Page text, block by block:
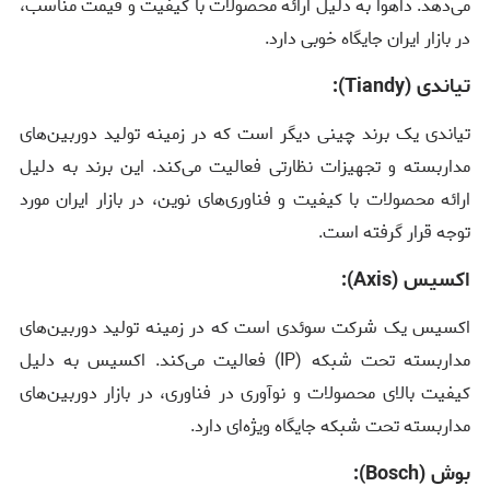
می‌دهد. داهوا به دلیل ارائه محصولات با کیفیت و قیمت مناسب،
در بازار ایران جایگاه خوبی دارد.
تیاندی (Tiandy
):
تیاندی یک برند چینی دیگر است که در زمینه تولید دوربین‌های
مداربسته و تجهیزات نظارتی فعالیت می‌کند. این برند به دلیل
ارائه محصولات با کیفیت و فناوری‌های نوین، در بازار ایران مورد
توجه قرار گرفته است.
اکسیس (Axis
):
اکسیس یک شرکت سوئدی است که در زمینه تولید دوربین‌های
مداربسته تحت شبکه (IP) فعالیت می‌کند. اکسیس به دلیل
کیفیت بالای محصولات و نوآوری در فناوری، در بازار دوربین‌های
مداربسته تحت شبکه جایگاه ویژه‌ای دارد.
بوش (Bosch
):